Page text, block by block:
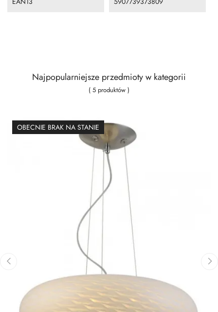
Najpopularniejsze przedmioty w kategorii
( 5 produktów )
OBECNIE BRAK NA STANIE